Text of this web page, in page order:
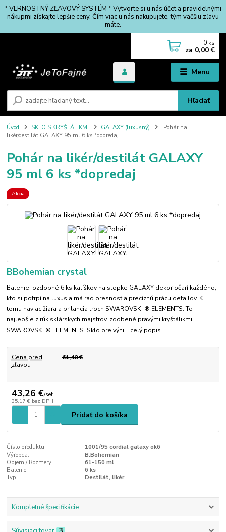
* VERNOSTNÝ ZĽAVOVÝ SYSTÉM * Vytvorte si u nás účet a pravidelnými
nákupmi získajte lepšie ceny. Čím viac u nás nakupujete, tým väčšiu zľavu
máte.
Menu
Hľadať
0 ks
za 0,00 €
Úvod SKLO S KRYŠTÁLIKMI GALAXY (luxusný)
Pohár na
likér/destilát GALAXY 95 ml 6 ks *dopredaj
Pohár na likér/destilát GALAXY
95 ml 6 ks *dopredaj
Akcia
BBohemian crystal
Balenie: ozdobné 6 ks kalíškov na stopke GALAXY dekor očarí každého,
kto si potrpí na luxus a má rad presnosť a precíznú prácu detailov. K
tomu naviac žiara a brilancia troch SWAROVSKI ® ELEMENTS. To
najlepšie z rúk sklárskych majstrov, zdobené pravými kryštálikmi
SWAROVSKI ® ELEMENTS. Sklo pre výni... celý popis
Cena pred
zľavou
61,40 €
43,26 €/set
35,17 € bez DPH
Pridať do košíka
Číslo produktu:
1001/95 cordial galaxy ok6
Výrobca:
B.Bohemian
Objem / Rozmery:
61-150 ml
Balenie:
6 ks
Typ:
Destilát, likér
Kompletné špecifikácie